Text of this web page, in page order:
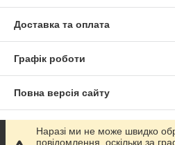
Доставка та оплата
Графік роботи
Повна версія сайту
Сайт створено на маркетплейсі
Наразі ми не може швидко
повідомлення, оскільки за